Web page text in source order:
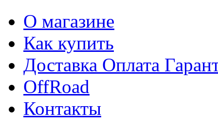
О магазине
Как купить
Доставка Оплата
OffRoad
Контакты